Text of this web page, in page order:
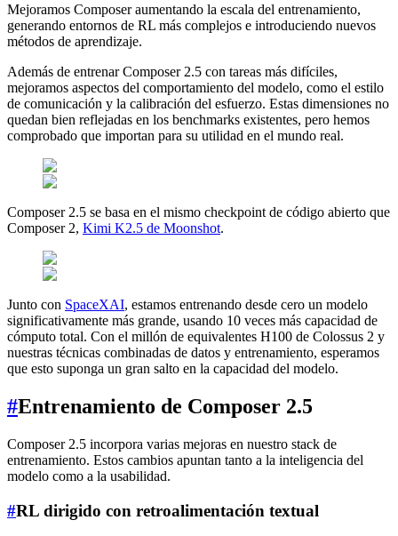
Mejoramos Composer aumentando la escala del entrenamiento,
generando entornos de RL más complejos e introduciendo nuevos
métodos de aprendizaje.
Además de entrenar Composer 2.5 con tareas más difíciles,
mejoramos aspectos del comportamiento del modelo, como el estilo
de comunicación y la calibración del esfuerzo. Estas dimensiones no
quedan bien reflejadas en los benchmarks existentes, pero hemos
comprobado que importan para su utilidad en el mundo real.
Composer 2.5 se basa en el mismo checkpoint de código abierto que
Composer 2, Kimi K2.5 de Moonshot.
Junto con SpaceXAI, estamos entrenando desde cero un modelo
significativamente más grande, usando 10 veces más capacidad de
cómputo total. Con el millón de equivalentes H100 de Colossus 2 y
nuestras técnicas combinadas de datos y entrenamiento, esperamos
que esto suponga un gran salto en la capacidad del modelo.
#Entrenamiento de Composer 2.5
Composer 2.5 incorpora varias mejoras en nuestro stack de
entrenamiento. Estos cambios apuntan tanto a la inteligencia del
modelo como a la usabilidad.
#RL dirigido con retroalimentación textual